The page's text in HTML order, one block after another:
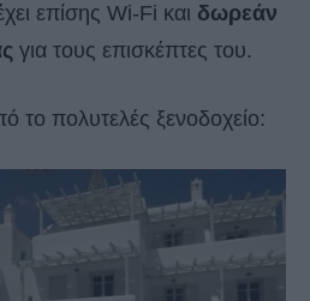
επίσης Wi-Fi και δωρεάν
για τους επισκέπτες του.
το πολυτελές ξενοδοχείο: